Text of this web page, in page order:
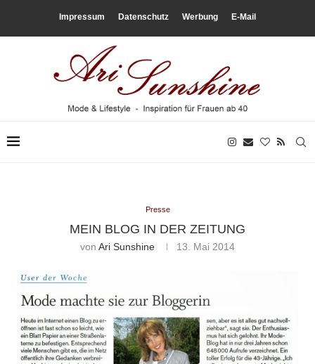
Impressum Datenschutz Werbung E-Mail
Presse
MEIN BLOG IN DER ZEITUNG
von Ari Sunshine 13. Mai 2014